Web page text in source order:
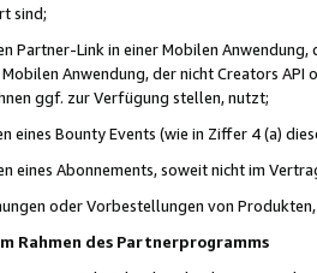
sind;
Partner-Link in einer Mobilen
Anwendung, der nicht Creators
ggf. zur Verfügung stellen, nutzt;
eines Bounty Events (wie in Ziffer 4 (a)
eines Abonnements, soweit nicht im
oder Vorbestellungen von
Rahmen des Partnerprogramms